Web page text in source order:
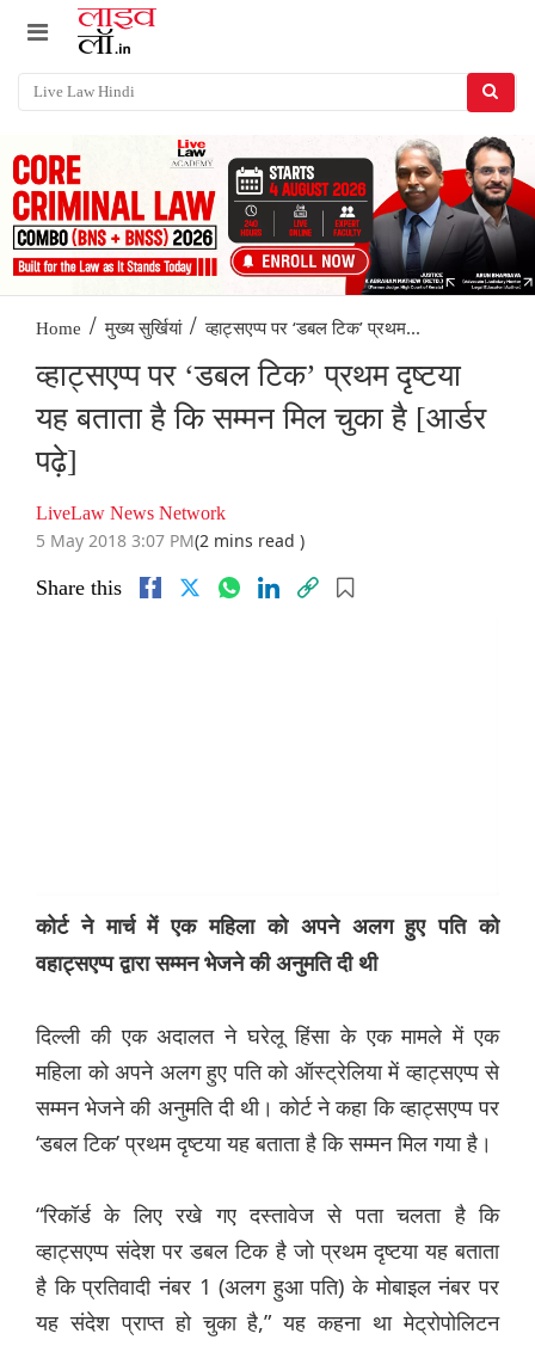
Home / मुख्य सुर्खियां / व्हाट्सएप्प पर ‘डबल टिक’ प्रथम...
व्हाट्सएप्प पर ‘डबल टिक’ प्रथम दृष्टया
यह बताता है कि सम्मन मिल चुका है [आर्डर
पढ़े]
LiveLaw News Network
5 May 2018 3:07 PM(2 mins read )
Share this
कोर्ट ने मार्च में एक महिला को अपने अलग हुए पति को
वहाट्सएप्प द्वारा सम्मन भेजने की अनुमति दी थी
दिल्ली की एक अदालत ने घरेलू हिंसा के एक मामले में एक
महिला को अपने अलग हुए पति को ऑस्ट्रेलिया में व्हाट्सएप्प से
सम्मन भेजने की अनुमति दी थी। कोर्ट ने कहा कि व्हाट्सएप्प पर
‘डबल टिक’ प्रथम दृष्टया यह बताता है कि सम्मन मिल गया है।
“रिकॉर्ड के लिए रखे गए दस्तावेज से पता चलता है कि
व्हाट्सएप्प संदेश पर डबल टिक है जो प्रथम दृष्टया यह बताता
है कि प्रतिवादी नंबर 1 (अलग हुआ पति) के मोबाइल नंबर पर
यह संदेश प्राप्त हो चुका है,” यह कहना था मेट्रोपोलिटन